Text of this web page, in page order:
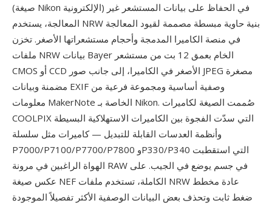
(صيغة Nikon الإلكترونية) في الحفاظ على بيانات المستشعر غير
المعالجة، يستخدم NRW بنية حاوية مبسطة مصممة لقيود المعالجة
في منصة الكاميرا المدمجة وأحجام مستشعراتها الأصغر. تخزن
ملفات NRW بيانات Bayer الخام بعمق 12 بت من مستشعر
CMOS أو CCD الأصغر في الكاميرا، إلى جانب صور JPEG مصغرة
مضمنة وبيانات EXIF وصفية أساسية ومجموعة فرعية من
معلومات MakerNote الخاصة بـ Nikon. صُممت الصيغة لكاميرات
COOLPIX التي سدّت الفجوة بين الكاميرات الاستهلاكية البسيطة
وأنظمة العدسات القابلة للتبديل — كاميرات مثل سلسلة
P7000/P7100/P7700/P7800 وP330/P340 التي استقطبت
الهواة الراغبين في مرونة RAW في جسم يوضع في الجيب. على
عكس صيغة NEF الكاملة، تستخدم ملفات NRW عادة مخطط
ضغط ثابت وتحذف بعض البيانات الوصفية الأكثر تفصيلاً الموجودة